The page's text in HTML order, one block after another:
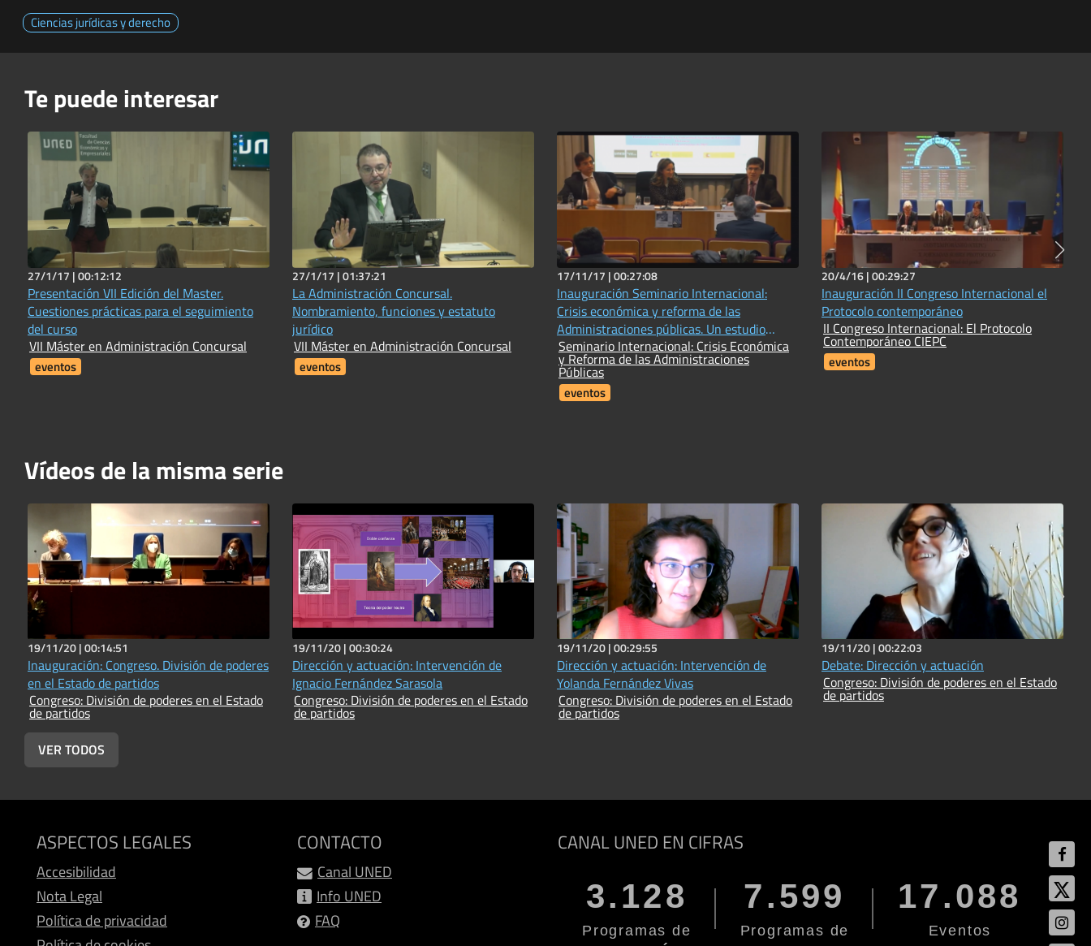
Ciencias jurídicas y derecho
Te puede interesar
27/1/17 |00:12:12
Presentación VII Edición del Master.
Cuestiones prácticas para el seguimiento
del curso
VII Máster en Administración Concursal
eventos
27/1/17 |01:37:21
La Administración Concursal.
Nombramiento, funciones y estatuto
jurídico
VII Máster en Administración Concursal
eventos
17/11/17 |00:27:08
Inauguración Seminario Internacional:
Crisis económica y reforma de las
Administraciones públicas. Un estudio
comparado
Seminario Internacional: Crisis Económica
y Reforma de las Administraciones
Públicas
eventos
20/4/16 |00:29:27
Inauguración II Congreso Internacional el
Protocolo contemporáneo
II Congreso Internacional: El Protocolo
Contemporáneo CIEPC
eventos
Vídeos de la misma serie
19/11/20 |00:14:51
Inauguración: Congreso. División de poderes
en el Estado de partidos
Congreso: División de poderes en el Estado
de partidos
19/11/20 |00:30:24
Dirección y actuación: Intervención de
Ignacio Fernández Sarasola
Congreso: División de poderes en el Estado
de partidos
19/11/20 |00:29:55
Dirección y actuación: Intervención de
Yolanda Fernández Vivas
Congreso: División de poderes en el Estado
de partidos
19/11/20 |00:22:03
Debate: Dirección y actuación
Congreso: División de poderes en el Estado
de partidos
VER TODOS
ASPECTOS LEGALES
Accesibilidad
Nota Legal
Política de privacidad
CONTACTO
Canal UNED
Info UNED
FAQ
CANAL UNED EN CIFRAS
3.128
Programas de
7.599
Programas de
17.088
Eventos